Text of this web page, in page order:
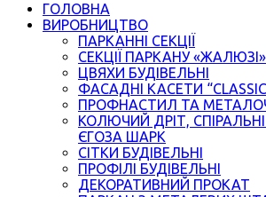
ГОЛОВНА
ВИРОБНИЦТВО
ПАРКАННІ СЕКЦІЇ
СЕКЦІЇ ПАРКАНУ «ЖАЛЮЗІ»
ЦВЯХИ БУДІВЕЛЬНІ
ФАСАДНІ КАСЕТИ
ПРОФНАСТИЛ ТА
КОЛЮЧИЙ ДРІТ,
ЄГОЗА ШАРК
СІТКИ БУДІВЕЛЬНІ
ПРОФІЛІ БУДІВЕЛЬНІ
ДЕКОРАТИВНИЙ ПРОКАТ